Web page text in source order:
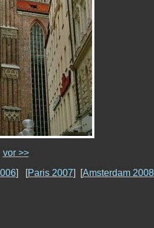
vor >>
] [Paris 2007] [Amsterdam 2008